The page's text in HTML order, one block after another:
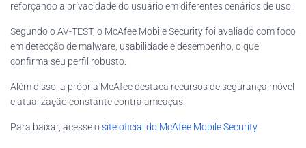
reforçando a privacidade do usuário em diferentes cenários de uso.
Segundo o AV-TEST, o McAfee Mobile Security foi avaliado com foco
em detecção de malware, usabilidade e desempenho, o que
confirma seu perfil robusto.
Além disso, a própria McAfee destaca recursos de segurança móvel
e atualização constante contra ameaças.
Para baixar, acesse osite oficial do McAfee Mobile Security